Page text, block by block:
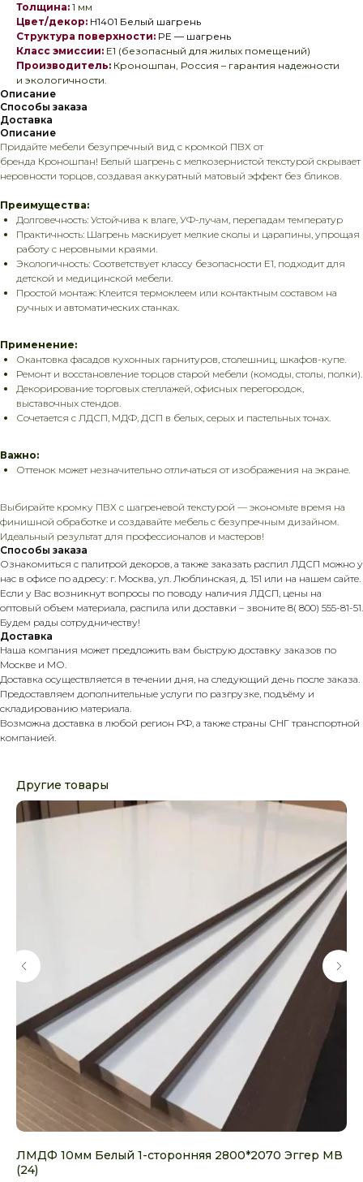
Толщина: 1 мм
Цвет/декор: Н1401 Белый шагрень
Структура поверхности: PE — шагрень
Класс эмиссии: E1 (безопасный для жилых помещений)
Производитель: Кроношпан, Россия – гарантия надежности
и экологичности.
Описание
Способы заказа
Доставка
Описание
Придайте мебели безупречный вид с кромкой ПВХ от
бренда Кроношпан! Белый шагрень с мелкозернистой текстурой скрывает
неровности торцов, создавая аккуратный матовый эффект без бликов.
Преимущества:
Долговечность: Устойчива к влаге, УФ-лучам, перепадам температур
Практичность: Шагрень маскирует мелкие сколы и царапины, упрощая
работу с неровными краями.
Экологичность: Соответствует классу безопасности E1, подходит для
детской и медицинской мебели.
Простой монтаж: Клеится термоклеем или контактным составом на
ручных и автоматических станках.
Применение:
Окантовка фасадов кухонных гарнитуров, столешниц, шкафов-купе.
Ремонт и восстановление торцов старой мебели (комоды, столы, полки).
Декорирование торговых стеллажей, офисных перегородок,
выставочных стендов.
Сочетается с ЛДСП, МДФ, ДСП в белых, серых и пастельных тонах.
Важно:
Оттенок может незначительно отличаться от изображения на экране.
Выбирайте кромку ПВХ с шагреневой текстурой — экономьте время на
финишной обработке и создавайте мебель с безупречным дизайном.
Идеальный результат для профессионалов и мастеров!
Способы заказа
Ознакомиться с палитрой декоров, а также заказать распил ЛДСП можно у
нас в офисе по адресу: г. Москва, ул. Люблинская, д. 151 или на нашем сайте.
Если у Вас возникнут вопросы по поводу наличия ЛДСП, цены на
оптовый объем материала, распила или доставки – звоните 8( 800) 555-81-51.
Будем рады сотрудничеству!
Доставка
Наша компания может предложить вам быструю доставку заказов по
Москве и МО.
Доставка осуществляется в течении дня, на следующий день после заказа.
Предоставляем дополнительные услуги по разгрузке, подъёму и
складированию материала.
Возможна доставка в любой регион РФ, а также страны СНГ транспортной
компанией.
Другие товары
ЛМДФ 10мм Белый 1-сторонняя 2800*2070 Эггер МВ
(24)